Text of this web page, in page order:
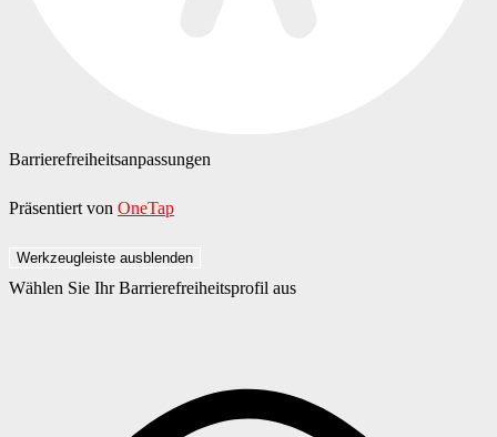
Barrierefreiheitsanpassungen
Präsentiert von OneTap
Werkzeugleiste ausblenden
Wählen Sie Ihr Barrierefreiheitsprofil aus